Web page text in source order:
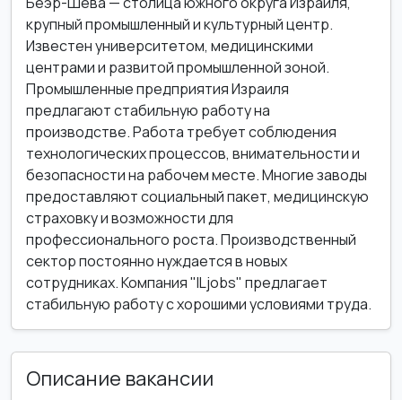
крупный промышленный и культурный центр.
Известен университетом, медицинскими
центрами и развитой промышленной зоной.
Промышленные предприятия Израиля
предлагают стабильную работу на
производстве. Работа требует соблюдения
технологических процессов, внимательности и
безопасности на рабочем месте. Многие заводы
предоставляют социальный пакет, медицинскую
страховку и возможности для
профессионального роста. Производственный
сектор постоянно нуждается в новых
сотрудниках. Компания "ILjobs" предлагает
стабильную работу с хорошими условиями труда.
Описание вакансии